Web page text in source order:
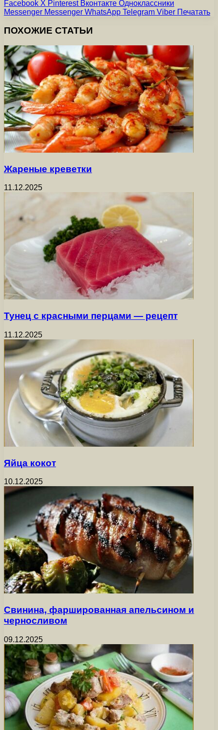
Facebook X Pinterest Вконтакте Одноклассники
Messenger Messenger WhatsApp Telegram Viber Печатать
ПОХОЖИЕ СТАТЬИ
Жареные креветки
11.12.2025
Тунец с красными перцами — рецепт
11.12.2025
Яйца кокот
10.12.2025
Свинина, фаршированная апельсином и
черносливом
09.12.2025